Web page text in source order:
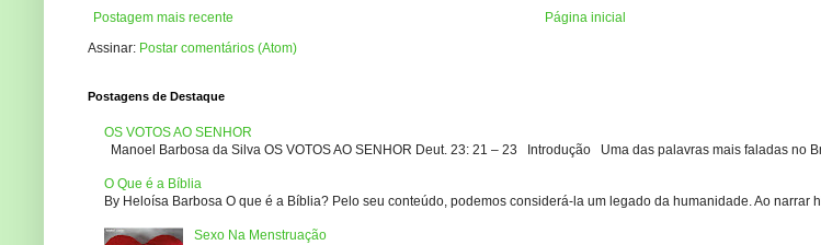
Postagem mais recente
Página inicial
Assinar: Postar comentários (Atom)
Postagens de Destaque
OS VOTOS AO SENHOR
Manoel Barbosa da Silva OS VOTOS AO SENHOR Deut. 23: 21 – 23 Introdução Uma das palavras mais faladas no
O Que é a Bíblia
By Heloísa Barbosa O que é a Bíblia? Pelo seu conteúdo, podemos considerá-la um legado da humanidade. Ao narrar
Sexo Na Menstruação